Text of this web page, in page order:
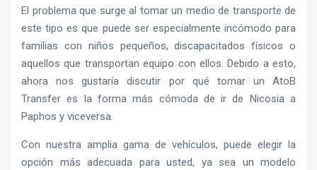
El problema que surge al tomar un medio de transporte de
este tipo es que puede ser especialmente incómodo para
familias con niños pequeños, discapacitados físicos o
aquellos que transportan equipo con ellos. Debido a esto,
ahora nos gustaría discutir por qué tomar un AtoB
Transfer es la forma más cómoda de ir de Nicosia a
Paphos y viceversa.
Con nuestra amplia gama de vehículos, puede elegir la
opción más adecuada para usted, ya sea un modelo